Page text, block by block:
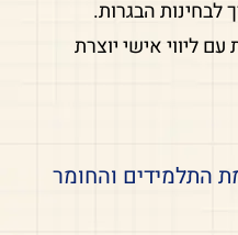
הבגרות.
ליווי אישי יוצרת
התלמידים והחומר